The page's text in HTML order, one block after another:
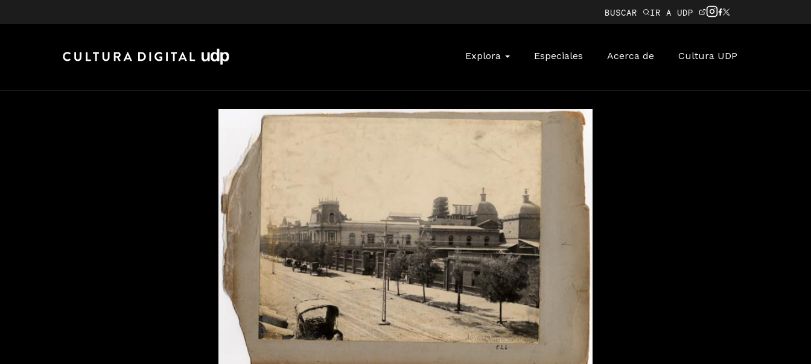
BUSCAR IR A UDP
Explora Especiales Acerca de Cultura UDP